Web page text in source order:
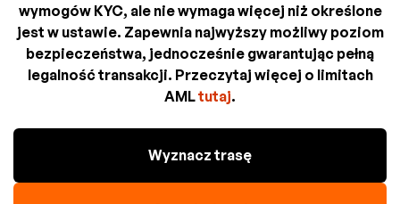
wymogów KYC, ale nie wymaga więcej niż określone
jest w ustawie. Zapewnia najwyższy możliwy poziom
bezpieczeństwa, jednocześnie gwarantując pełną
legalność transakcji. Przeczytaj więcej o limitach
AMLtutaj.
Wyznacz trasę